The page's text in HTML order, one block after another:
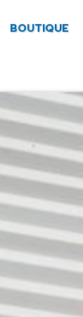
BOUTIQUE